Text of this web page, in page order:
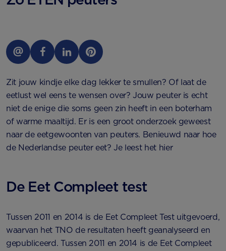
Zit jouw kindje elke dag lekker te smullen? Of laat de
eetlust wel eens te wensen over? Jouw peuter is echt
niet de enige die soms geen zin heeft in een boterham
of warme maaltijd. Er is een groot onderzoek geweest
naar de eetgewoonten van peuters. Benieuwd naar hoe
de Nederlandse peuter eet? Je leest het hier
De Eet Compleet test
Tussen 2011 en 2014 is de Eet Compleet Test uitgevoerd,
waarvan het TNO de resultaten heeft geanalyseerd en
gepubliceerd. Tussen 2011 en 2014 is de Eet Compleet